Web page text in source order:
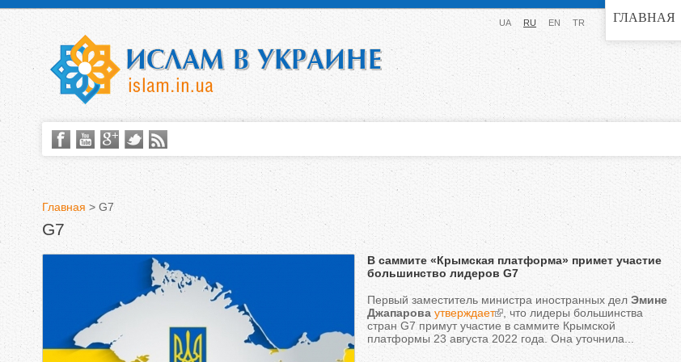
Jump to navigation ГЛАВНАЯ
UA RU EN TR
В
Главная > G7
G7
В саммите «Крымская платформа» примет участие
большинство лидеров G7
Первый заместитель министра иностранных дел Эмине
Джапарова утверждает
, что лидеры большинства
стран G7 примут участие в саммите Крымской
платформы 23 августа 2022 года. Она уточнила...